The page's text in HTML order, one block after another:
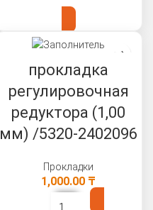
прокладка
регулировочная
редуктора (1,00
мм) /5320-2402096
Прокладки
1,000.00 ₸